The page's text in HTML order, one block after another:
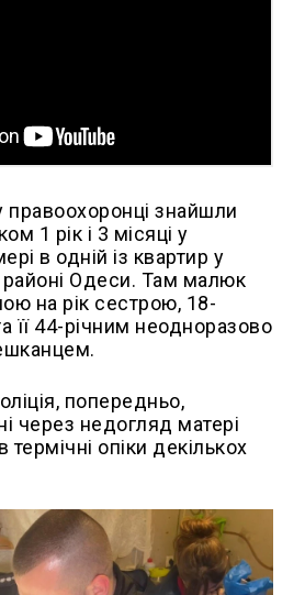
правоохоронці знайшли
1 рік і 3 місяці у
в одній із квартир у
Одеси. Там малюк
на рік сестрою, 18-
її 44-річним неодноразово
попередньо,
через недогляд матері
опіки декількох